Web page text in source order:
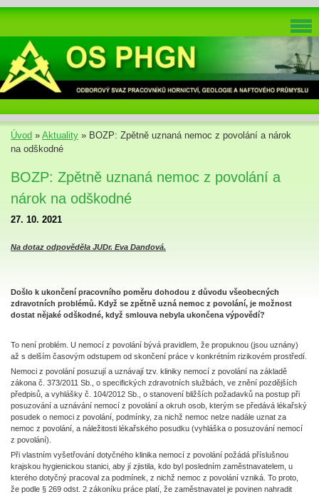
Úvod » Aktuality » BOZP: Zpětně uznaná nemoc z povolání a nárok
na odškodné
BOZP: Zpětně uznaná nemoc z povolání a
nárok na odškodné
27. 10. 2021
Na dotaz odpověděla JUDr. Eva Dandová.
Došlo k ukončení pracovního poměru dohodou z důvodu všeobecných
zdravotních problémů. Když se zpětně uzná nemoc z povolání, je možnost
dostat nějaké odškodné, když smlouva nebyla ukončena výpovědí?
To není problém. U nemocí z povolání bývá pravidlem, že propuknou (jsou uznány)
až s delším časovým odstupem od skončení práce v konkrétním rizikovém prostředí.
Nemoci z povolání posuzují a uznávají tzv. kliniky nemocí z povolání na základě
zákona č. 373/2011 Sb., o specifických zdravotních službách, ve znění pozdějších
předpisů, a vyhlášky č. 104/2012 Sb., o stanovení bližších požadavků na postup při
posuzování a uznávání nemocí z povolání a okruh osob, kterým se předává lékařský
posudek o nemoci z povolání, podmínky, za nichž nemoc nelze nadále uznat za
nemoc z povolání, a náležitosti lékařského posudku (vyhláška o posuzování nemocí
z povolání).
Při vlastním vyšetřování dotyčného klinika nemocí z povolání požádá příslušnou
krajskou hygienickou stanici, aby jí zjistila, kdo byl posledním zaměstnavatelem, u
kterého dotyčný pracoval za podmínek, z nichž nemoc z povolání vzniká. To proto,
že podle § 269 odst. 2 zákoníku práce platí, že zaměstnavatel je povinen nahradit